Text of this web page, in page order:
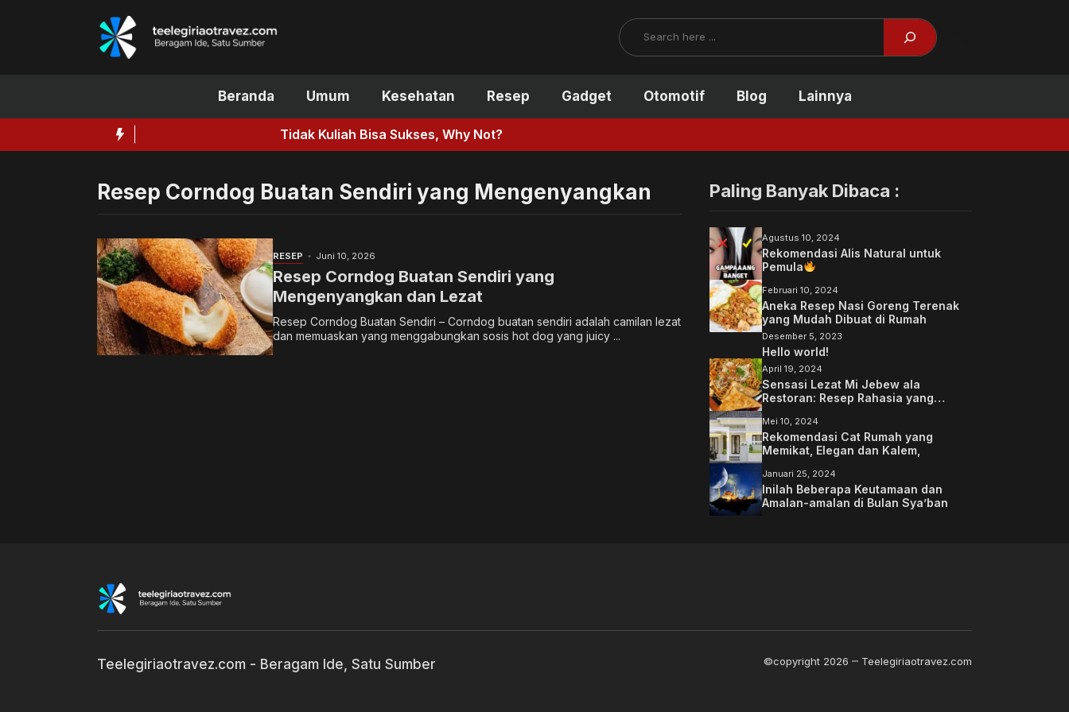
Search Facebook
Beranda Umum Kesehatan Resep Gadget Otomotif Blog Lainnya
Tidak Kuliah Bisa Sukses, Why Not?
Resep Corndog Buatan Sendiri yang Mengenyangkan
RESEP Juni 10, 2026
Resep Corndog Buatan Sendiri yang
Mengenyangkan dan Lezat
Resep Corndog Buatan Sendiri – Corndog buatan sendiri adalah camilan lezat
dan memuaskan yang menggabungkan sosis hot dog yang juicy ...
Paling Banyak Dibaca :
Agustus 10, 2024
Rekomendasi Alis Natural untuk
Pemula
Februari 10, 2024
Aneka Resep Nasi Goreng Terenak
yang Mudah Dibuat di Rumah
Desember 5, 2023
Hello world!
April 19, 2024
Sensasi Lezat Mi Jebew ala
Restoran: Resep Rahasia yang
Mei 10, 2024
Rekomendasi Cat Rumah yang
Memikat, Elegan dan Kalem,
Januari 25, 2024
Inilah Beberapa Keutamaan dan
Amalan-amalan di Bulan Sya’ban
Teelegiriaotravez.com - Beragam Ide, Satu Sumber ©copyright 2026 Teelegiriaotravez.com